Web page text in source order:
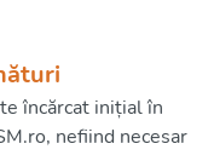
încărcat inițial în
nefiind necesar